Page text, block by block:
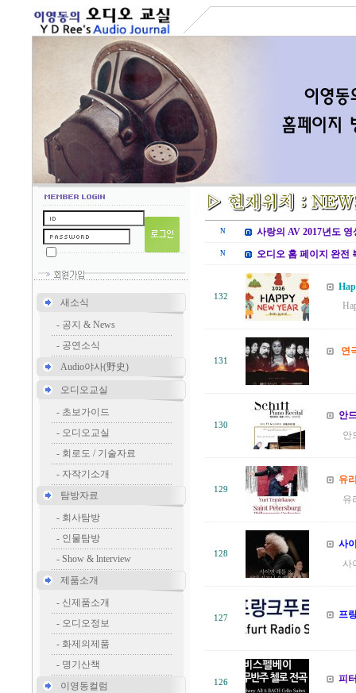
새소식
- 공지 & News
- 공연소식
Audio야사(野史)
오디오교실
- 초보가이드
- 오디오교실
- 회로도 / 기술자료
- 자작기소개
탐방자료
- 회사탐방
- 인물탐방
- Show & lnterview
제품소개
- 신제품소개
- 오디오정보
- 화제의제품
- 명기산책
이영동컬럼
N 사랑의 AV 2017년도
N 오디오 홈 페이지 완전
132
131
연
130
안
안
129
유
유
128
사
사
127 프
126 피